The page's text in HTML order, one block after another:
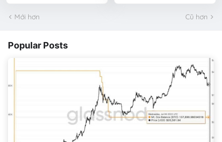
Mới hơn Cũ hơn
Popular Posts